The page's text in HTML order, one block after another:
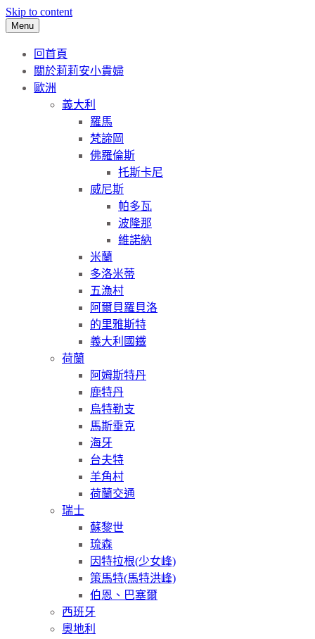
Skip to content
Menu
回首頁
關於莉莉安小貴婦
歐洲
義大利
羅馬
梵諦岡
佛羅倫斯
托斯卡尼
威尼斯
帕多瓦
波隆那
維諾納
米蘭
多洛米蒂
五漁村
阿爾貝羅貝洛
的里雅斯特
義大利國鐵
荷蘭
阿姆斯特丹
鹿特丹
烏特勒支
馬斯垂克
海牙
台夫特
羊角村
荷蘭交通
瑞士
蘇黎世
琉森
因特拉根(少女峰)
策馬特(馬特洪峰)
伯恩、巴塞爾
西班牙
奧地利